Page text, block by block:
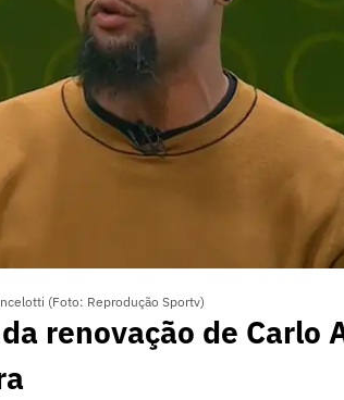
(Foto: Reprodução Sportv)
renovação de Carlo